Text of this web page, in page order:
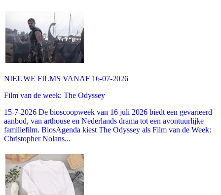
NIEUWE FILMS VANAF 16-07-2026
Film van de week: The Odyssey
15-7-2026 De bioscoopweek van 16 juli 2026 biedt een gevarieerd
aanbod, van arthouse en Nederlands drama tot een avontuurlijke
familiefilm. BiosAgenda kiest The Odyssey als Film van de Week:
Christopher Nolans...